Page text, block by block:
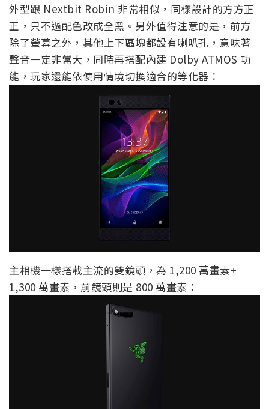
外型跟 Nextbit Robin 非常相似，同樣設計的方方正
正，只不過配色改成全黑。另外值得注意的是，前方
除了螢幕之外，其他上下區塊都設有喇叭孔，意味著
聲音一定非常大，同時再搭配內建 Dolby ATMOS 功
能，玩家還能依使用情境切換適合的等化器：
主相機一樣搭載主流的雙鏡頭，為 1,200 萬畫素+
1,300 萬畫素，前鏡頭則是 800 萬畫素：